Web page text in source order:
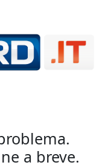
a breve.